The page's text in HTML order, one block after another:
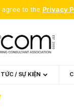
agree to the Privacy
/ SỰ KIỆN